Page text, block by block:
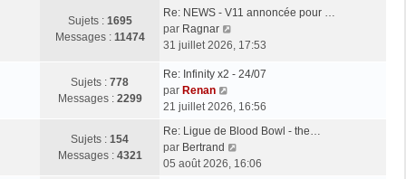
s
g
m
e
s
a
e
n
e
m
s
a
r
l
e
n
i
e
Sujets : 1695
Messages : 11474
Re: NEWS - V11 annoncée pour …
par Ragnar
r
e
d
e
r
31 juillet 2026, 17:53
Sujets : 778
Messages : 2299
Re: Infinity x2 - 24/07
par Renan
o
r
l
e
21 juillet 2026, 16:56
Sujets : 154
Messages : 4321
Re: Ligue de Blood Bowl - the…
par Bertrand
o
05 août 2026, 16:06